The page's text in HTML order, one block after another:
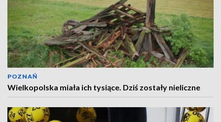
POZNAŃ
Wielkopolska miała ich tysiące. Dziś zostały nieliczne